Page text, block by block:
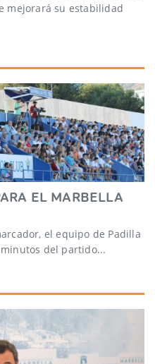
mejorará su estabilidad
EL MARBELLA
el equipo de Padilla
del partido...